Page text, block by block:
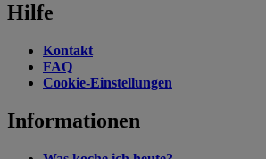
Hilfe
Kontakt
FAQ
Cookie-Einstellungen
Informationen